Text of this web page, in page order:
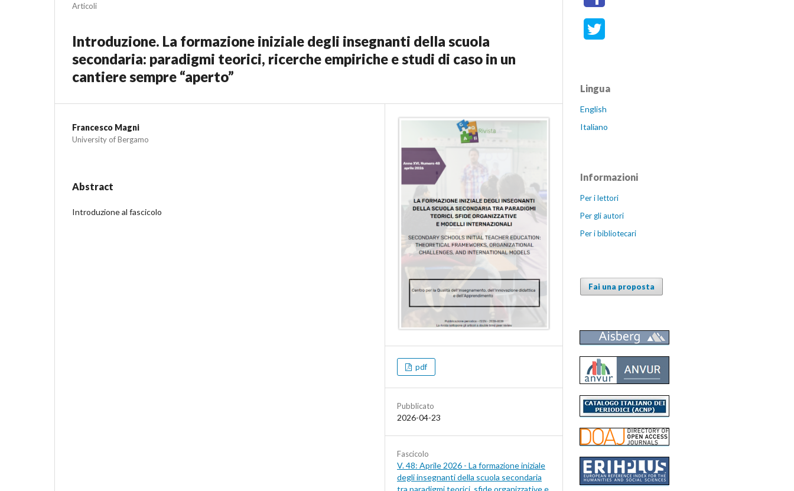
Articoli
Introduzione. La formazione iniziale degli insegnanti della scuola
secondaria: paradigmi teorici, ricerche empiriche e studi di caso in un
cantiere sempre “aperto”
Francesco Magni
University of Bergamo
Abstract
Introduzione al fascicolo
pdf
Pubblicato
2026-04-23
Fascicolo
V. 48: Aprile 2026 - La formazione iniziale
degli insegnanti della scuola secondaria
tra paradigmi teorici, sfide organizzative e
Lingua
English
Italiano
Informazioni
Per i lettori
Per gli autori
Per i bibliotecari
Fai una proposta